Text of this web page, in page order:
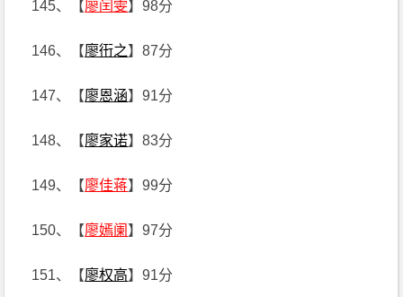
145、【廖闰雯】98分
146、【廖衎之】87分
147、【廖恩涵】91分
148、【廖家诺】83分
149、【廖佳蒋】99分
150、【廖嫣阑 】97分
151、【廖权高】91分